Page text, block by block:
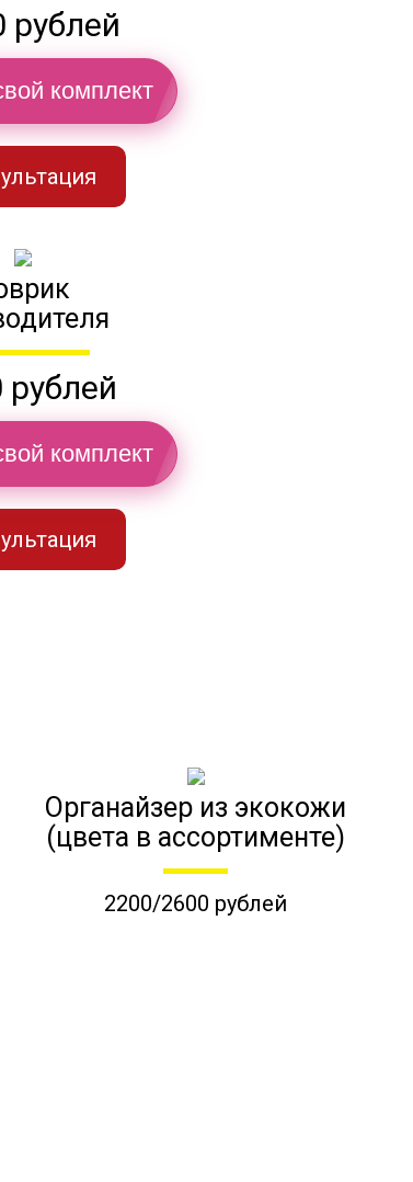
рублей
комплект
рублей
комплект
Органайзер из экокожи
(цвета в ассортименте)
2200/2600 рублей